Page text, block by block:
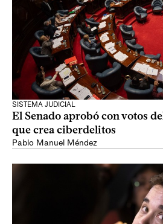
SISTEMA JUDICIAL
El Senado aprobó con votos
que crea ciberdelitos
Pablo Manuel Méndez